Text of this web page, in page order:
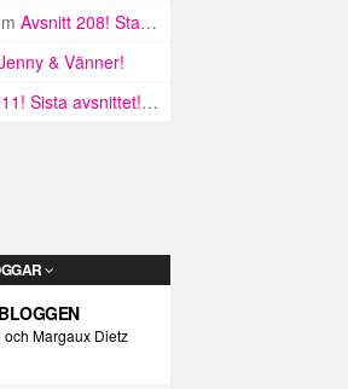
Avsnitt 208! Stankonia – 20 år senare!
& Vänner!
avsnittet! HEJ DÅ! (Del 1 och 2)
och Margaux Dietz